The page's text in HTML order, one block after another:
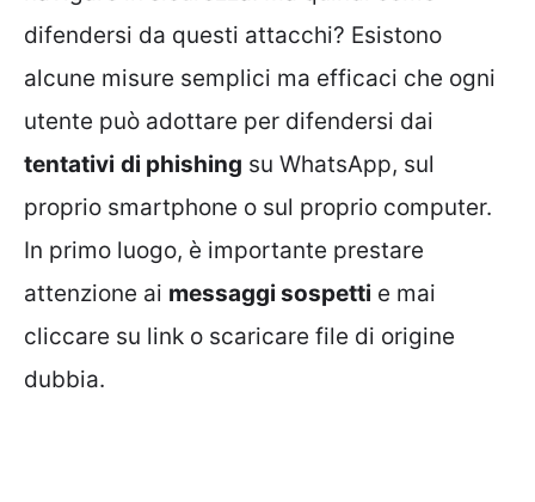
difendersi da questi attacchi? Esistono
alcune misure semplici ma efficaci che ogni
utente può adottare per difendersi dai
tentativi di phishing su WhatsApp, sul
proprio smartphone o sul proprio computer.
In primo luogo, è importante prestare
attenzione ai messaggi sospetti e mai
cliccare su link o scaricare file di origine
dubbia.